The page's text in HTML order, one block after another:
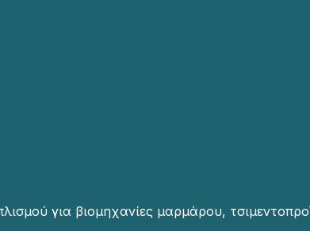
για βιομηχανίες μαρμάρου,